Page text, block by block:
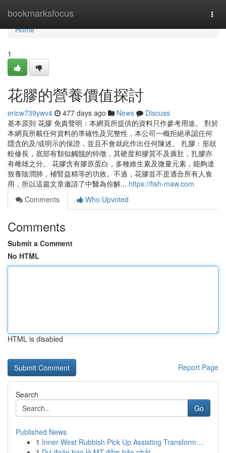
bookmarksfocus
Home
Home
1
花膠的營養價值探討
ericw739ywv4 477 days ago News
Discuss
基本原則 花膠 免責聲明：本網頁所提供的資料只作參考用途。 對於
本網頁所載任何資料的準確性及完整性，本公司一概拒絕承認任何
隱含的及/或明示的保證，並且不會就此作出任何陳述。 扎膠：形狀
較修長，底部有類似觸鬚的特徵，其硬度和膠質不及廣肚，扎膠亦
有雌雄之分。 花膠含有膠原蛋白，多種維生素及微量元素，能夠達
致養陰潤肺，補腎益精等的功效。不過，花膠並不是適合所有人食
用，所以這篇文章邀請了中醫為你解... https://fish-maw.com
Comments
Who Upvoted
Comments
Submit a Comment
No HTML
HTML is disabled
Report Page
Search
Go
Published News
1 Inner West Rubbish Pick Up Assisting Transform ...